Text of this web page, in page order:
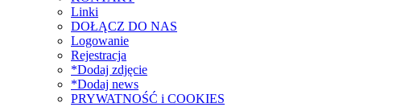
Linki
DOŁĄCZ DO NAS
Logowanie
Rejestracja
*Dodaj zdjęcie
*Dodaj news
PRYWATNOŚĆ i COOKIES